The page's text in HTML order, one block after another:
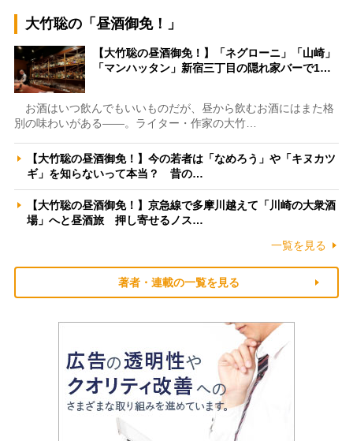
大竹聡の「昼酒御免！」
【大竹聡の昼酒御免！】「ネグローニ」「山崎」
「マンハッタン」新宿三丁目の隠れ家バーで1…
お酒はいつ飲んでもいいものだが、昼から飲むお酒にはまた格
別の味わいがある――。ライター・作家の大竹…
【大竹聡の昼酒御免！】今の若者は「なめろう」や「キヌカツ
ギ」を知らないって本当？ 昔の…
【大竹聡の昼酒御免！】京急線で多摩川越えて「川崎の大衆酒
場」へと昼酒旅 押し寄せるノス…
一覧を見る
著者・連載の一覧を見る